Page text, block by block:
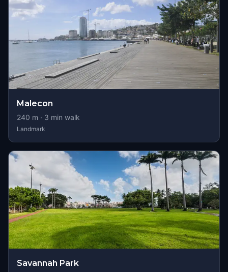
Malecon
240 m · 3 min walk
Landmark
Savannah Park